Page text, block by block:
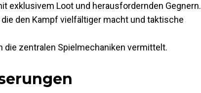
exklusivem Loot und herausfordernden Gegnern.
die den Kampf vielfältiger macht und taktische
die zentralen Spielmechaniken vermittelt.